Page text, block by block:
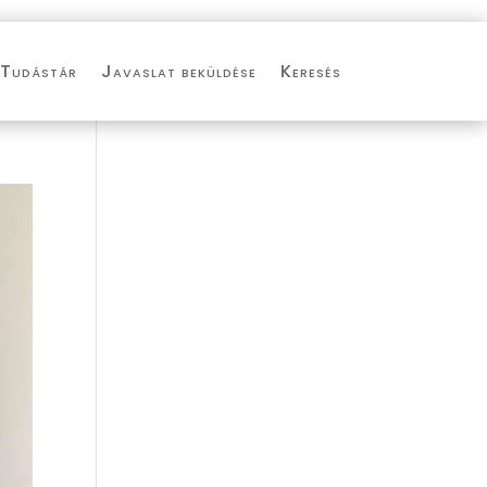
Tudástár Javaslat beküldése Keresés